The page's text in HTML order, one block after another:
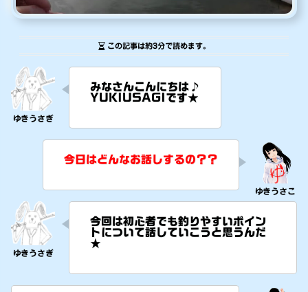
この記事は約3分で読めます。
みなさんこんにちは♪
YUKIUSAGIです★
今日はどんなお話しするの？？
今回は初心者でも釣りやすいポイン
トについて話していこうと思うんだ
★